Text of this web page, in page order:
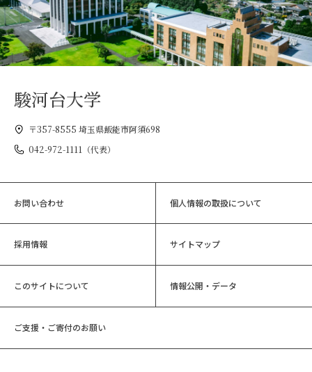
駿河台大学
〒357-8555 埼玉県飯能市阿須698
042-972-1111（代表）
お問い合わせ 個人情報の取扱について
採用情報 サイトマップ
このサイトについて 情報公開・データ
ご支援・ご寄付のお願い